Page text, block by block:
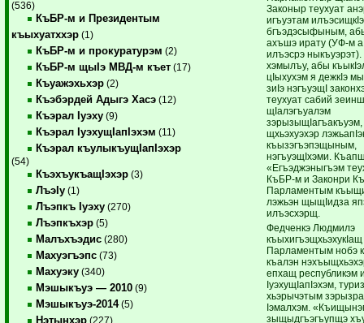
(536)
КъБР-м и Президентым
къыхуатххэр (1)
КъБР-м и прокуратурэм (2)
КъБР-м щыIэ МВД-м къет (17)
Къуажэхьхэр (2)
Къэбэрдей Адыгэ Хасэ (12)
Къэрал Iуэху (9)
Къэрал IуэхущIапIэхэм (11)
Къэрал къулыкъущIапIэхэр
(54)
КъэхъукъащIэхэр (3)
ЛъэIу (1)
Лъэпкъ Iуэху (270)
Лъэпкъхэр (5)
Малъхъэдис (280)
Махуэгъэпс (73)
Махуэку (340)
Мэшыкъуэ — 2010 (9)
Мэшыкъуэ-2014(5)
Нэтынхэр (227)
Законыр теухуат
игъуэтам илъэсищкIэ
бгъэдэсыфыным,
ахъшэ ирату (УФ-м
илъэсрэ
хэмылъу, абы
цIыхухэм я дежкIэ
зиIэ нэгъуэщI
теухуат сабий
щIалэгъуалэм
зэрызыщIагъакъуэм,
щхьэхуэхэр
къызэгъэпэщыным,
нэгъуэщIхэми.
«Егъэджэныгъэм
КъБР-м и Законри
Парламентым
лэжьэн щыщIидза
илъэсхэрщ.
Федченкэ Людмилэ
Парламентым нобэ
къалэн
епхащ республикэм
IуэхущIапIэхэм,
хьэрычэтым
Iэмалхэм.
зыщыдгъэгъупщэ